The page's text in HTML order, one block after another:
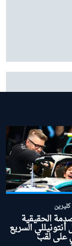
وشأنه" في معركته
الحقيقية
السريع
على لقب